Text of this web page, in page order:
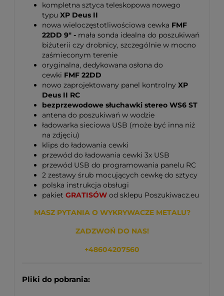
kompletna sztyca teleskopowa nowego
typu XP Deus II
nowa wieloczęstotliwościowa cewka FMF
22DD 9" - mała sonda idealna do poszukiwań
biżuterii czy drobnicy, szczególnie w mocno
zaśmieconym terenie
oryginalna, dedykowana osłona do
cewki FMF 22DD
nowo zaprojektowany panel kontrolny XP
Deus II RC
bezprzewodowe słuchawki stereo WS6 ST
antena do poszukiwań w wodzie
ładowarka sieciowa USB (może być inna niż
na zdjęciu)
klips do ładowania cewki
przewód do ładowania cewki 3x USB
przewód USB do programowania panelu RC
2 zestawy śrub mocujących cewkę do sztycy
polska instrukcja obsługi
pakiet GRATISÓW od sklepu Poszukiwacz.eu
MASZ PYTANIA O WYKRYWACZE METALU?
ZADZWOŃ DO NAS!
+48604207560
Pliki do pobrania: